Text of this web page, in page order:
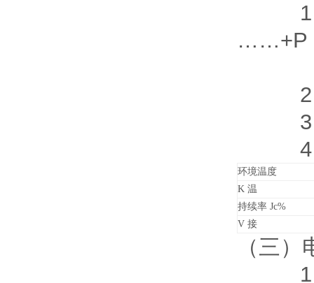
1、
……+P
2、
3、
4、
环境温度
K 温
持续率 Jc%
V 接
（三
1、